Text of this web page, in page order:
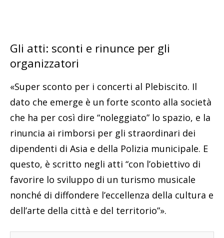
Gli atti: sconti e rinunce per gli
organizzatori
«Super sconto per i concerti al Plebiscito. Il
dato che emerge è un forte sconto alla società
che ha per così dire “noleggiato” lo spazio, e la
rinuncia ai rimborsi per gli straordinari dei
dipendenti di Asia e della Polizia municipale. E
questo, è scritto negli atti “con l’obiettivo di
favorire lo sviluppo di un turismo musicale
nonché di diffondere l’eccellenza della cultura e
dell’arte della città e del territorio”».